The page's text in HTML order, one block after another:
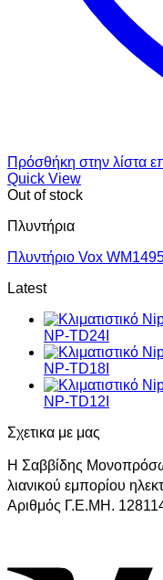
Πρόσθήκη στην λίστα
Quick View
Out of stock
Πλυντήρια
Πλυντήριο Vox
Latest
NP-TD24I
NP-TD18I
NP-TD12I
Σχετικα με μας
Η Σαββίδης
λιανικού εμπορίου
Αριθμός Γ.Ε.ΜΗ.